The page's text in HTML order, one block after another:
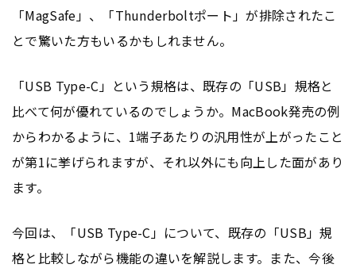
「MagSafe」、「Thunderboltポート」が排除されたこ
とで驚いた方もいるかもしれません。
「USB Type-C」という規格は、既存の「USB」規格と
比べて何が優れているのでしょうか。MacBook発売の例
からわかるように、1端子あたりの汎用性が上がったこと
が第1に挙げられますが、それ以外にも向上した面があり
ます。
今回は、「USB Type-C」について、既存の「USB」規
格と比較しながら機能の違いを解説します。また、今後